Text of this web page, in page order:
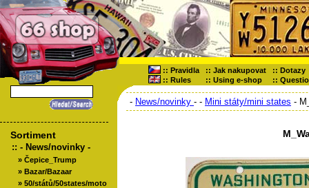
:: Pravidla :: Jak nakupovat :: Dotazy
:: Rules :: Using e-shop ::
Sortiment
:: - News/novinky -
» Čepice_Trump
» Bazar/Bazaar
» 50/států/50states/moto
- News/novinky - - Mini státy/mini states -